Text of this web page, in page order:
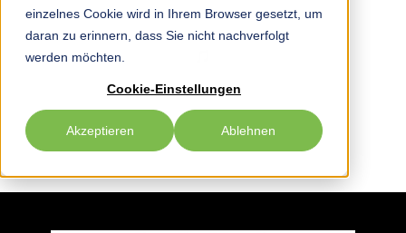
einzelnes Cookie wird in Ihrem Browser gesetzt, um
daran zu erinnern, dass Sie nicht nachverfolgt
werden möchten.
Cookie-Einstellungen
Akzeptieren Ablehnen